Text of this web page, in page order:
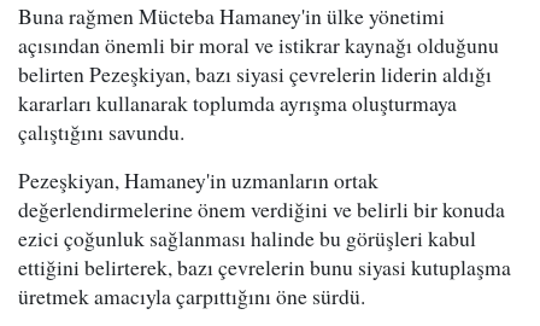
Buna rağmen Mücteba Hamaney'in ülke yönetimi
açısından önemli bir moral ve istikrar kaynağı olduğunu
belirten Pezeşkiyan, bazı siyasi çevrelerin liderin aldığı
kararları kullanarak toplumda ayrışma oluşturmaya
çalıştığını savundu.
Pezeşkiyan, Hamaney'in uzmanların ortak
değerlendirmelerine önem verdiğini ve belirli bir konuda
ezici çoğunluk sağlanması halinde bu görüşleri kabul
ettiğini belirterek, bazı çevrelerin bunu siyasi kutuplaşma
üretmek amacıyla çarpıttığını öne sürdü.